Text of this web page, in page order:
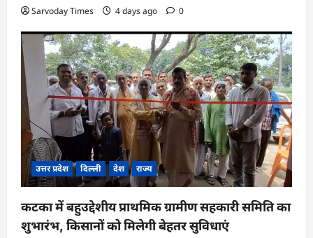
Sarvoday Times 4 days ago 0
उत्तर प्रदेश दिल्ली देश राज्य
कटका में बहुउद्देशीय प्राथमिक ग्रामीण सहकारी समिति का
शुभारंभ, किसानों को मिलेगी बेहतर सुविधाएं